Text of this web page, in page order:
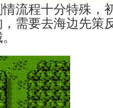
流程十分特殊，
需要去海边先策